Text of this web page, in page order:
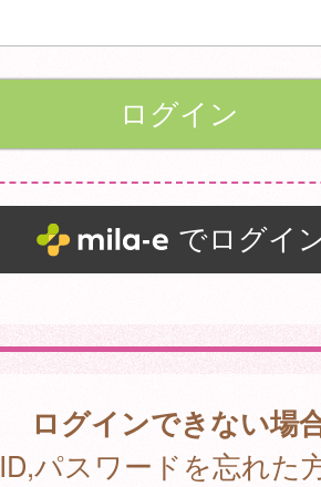
でログイ
ログインできない場
ID,パスワードを忘れた